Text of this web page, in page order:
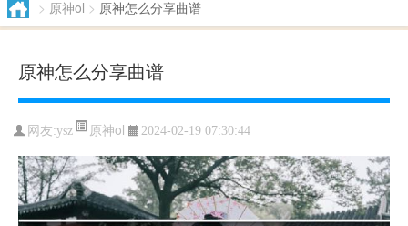
> 原神ol > 原神怎么分享曲谱
原神怎么分享曲谱
网友:ysz 原神ol 2024-02-19 07:30:44